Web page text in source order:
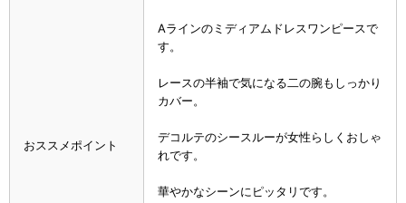
おススメポイント
Aラインのミディアムドレスワンピースで
す。
レースの半袖で気になる二の腕もしっかり
カバー。
デコルテのシースルーが女性らしくおしゃ
れです。
華やかなシーンにピッタリです。